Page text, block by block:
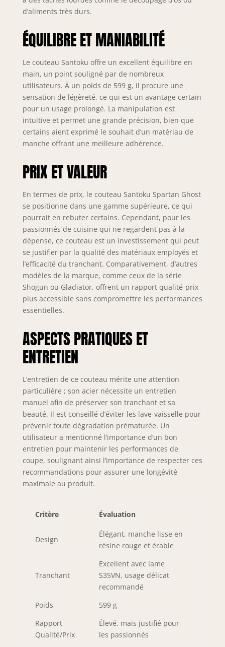
alvéolante, les
carbures plus
niveaux de pureté
plus élevés
permettent une
ténacité spartiate,
une résilience
maximale et une
meilleure rétention
des bords, le tout
dans une lame
magnifique
mosaïque unique
de résine rouge
sang de première
qualité et de bois
de frêne noir de
haute qualité.
Profitez d'une
durabilité et d'un
confort maximaux,
grâce à la
traditionnelle qui
main pour une
finesse et une
précision élevées.
Découvrez
pourquoi des
milliers de chefs
professionnels,
boulangers,
fabricants de pain,
propriétaires de
font confiance à
DALSTRONG
DIFFERENCE.
GARANTIE DE
SATISFACTION OU
DE
REMBOURSEMENT
sans risque, nous
l'aimerez!
d’aliments très durs.
ÉQUILIBRE ET MANIABILITÉ
Le couteau Santoku offre un excellent équilibre en
main, un point souligné par de nombreux
utilisateurs. À un poids de 599 g, il procure une
sensation de légèreté, ce qui est un avantage certain
pour un usage prolongé. La manipulation est
intuitive et permet une grande précision, bien que
certains aient exprimé le souhait d’un matériau de
manche offrant une meilleure adhérence.
PRIX ET VALEUR
En termes de prix, le couteau Santoku Spartan Ghost
se positionne dans une gamme supérieure, ce qui
pourrait en rebuter certains. Cependant, pour les
passionnés de cuisine qui ne regardent pas à la
dépense, ce couteau est un investissement qui peut
se justifier par la qualité des matériaux employés et
l’efficacité du tranchant. Comparativement, d’autres
modèles de la marque, comme ceux de la série
Shogun ou Gladiator, offrent un rapport qualité-prix
plus accessible sans compromettre les performances
essentielles.
ASPECTS PRATIQUES ET
ENTRETIEN
L’entretien de ce couteau mérite une attention
particulière ; son acier nécessite un entretien
manuel afin de préserver son tranchant et sa
beauté. Il est conseillé d’éviter les lave-vaisselle pour
prévenir toute dégradation prématurée. Un
utilisateur a mentionné l’importance d’un bon
entretien pour maintenir les performances de
coupe, soulignant ainsi l’importance de respecter ces
recommandations pour assurer une longévité
maximale au produit.
Critère Évaluation
Design
Élégant, manche lisse en
résine rouge et érable
Tranchant
Excellent avec lame
S35VN, usage délicat
recommandé
Poids
599 g
Rapport
Qualité/Prix
Élevé, mais justifié pour
les passionnés